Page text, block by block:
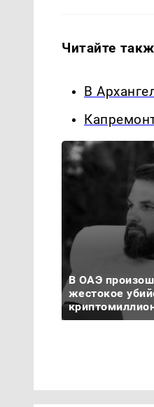
Читайте
В
В ОАЭ
жестокое